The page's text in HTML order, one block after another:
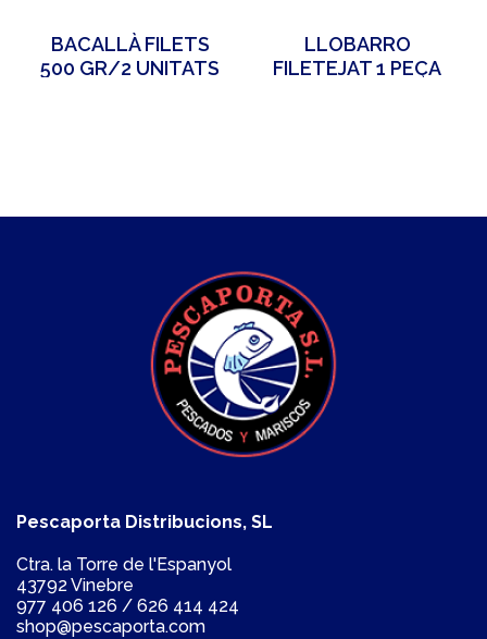
BACALLÀ FILETS
500 GR/2 UNITATS
LLOBARRO
FILETEJAT 1 PEÇA
Pescaporta Distribucions, SL
Ctra. la Torre de l'Espanyol
43792 Vinebre
977 406 126 / 626 414 424
shop@pescaporta.com